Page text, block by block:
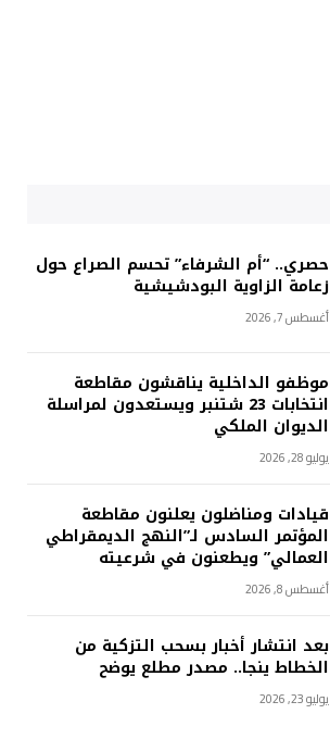
حصري.. “أم الشرفاء” تحسم الصراع حول
زعامة الزاوية البودشيشية
أغسطس 7, 2026
موظفو الداخلية يناقشون مقاطعة
انتخابات 23 شتنبر ويستعدون لمراسلة
الديوان الملكي
يوليو 28, 2026
قيادات ومناضلون يعلنون مقاطعة
المؤتمر السادس لـ”النهج الديمقراطي
العمالي” ويطعنون في شرعيته
أغسطس 8, 2026
بعد انتشار أخبار بسحب التزكية من
الخطاط ينجا.. مصدر مطلع يوضح
يوليو 23, 2026